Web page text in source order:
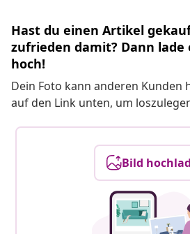
Hast du einen Artikel
zufrieden damit? Dann lade
hoch!
Dein Foto kann anderen Kunden
auf den Link unten, um
Bild